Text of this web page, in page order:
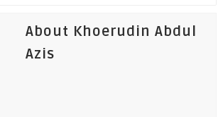
About Khoerudin Abdul
Azis